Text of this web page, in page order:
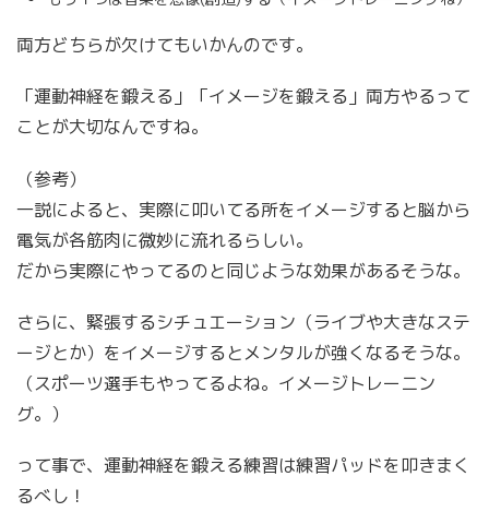
両方どちらが欠けてもいかんのです。
「運動神経を鍛える」「イメージを鍛える」両方やるって
ことが大切なんですね。
（参考）
一説によると、実際に叩いてる所をイメージすると脳から
電気が各筋肉に微妙に流れるらしい。
だから実際にやってるのと同じような効果があるそうな。
さらに、緊張するシチュエーション（ライブや大きなステ
ージとか）をイメージするとメンタルが強くなるそうな。
（スポーツ選手もやってるよね。イメージトレーニン
グ。）
って事で、運動神経を鍛える練習は練習パッドを叩きまく
るべし！